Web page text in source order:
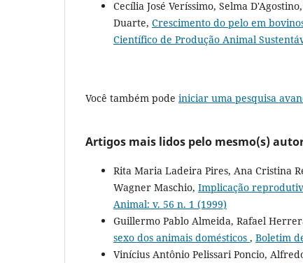
Cecília José Veríssimo, Selma
Duarte, Crescimento do pelo em
Científico de Produção Animal
Você também pode iniciar uma pesquisa
Artigos mais lidos pelo mesmo(s)
Rita Maria Ladeira Pires, Ana Cristina
Wagner Maschio, Implicação
Animal: v. 56 n. 1 (1999)
Guillermo Pablo Almeida, Rafael
sexo dos animais domésticos , Boletim
Vinícius Antônio Pelissari Poncio,